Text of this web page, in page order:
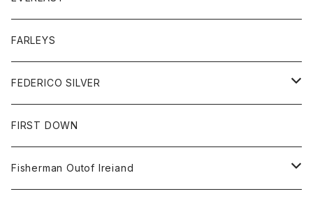
シャツ
セーター
ボトム
ショートパンツ
パンツ
レディース
コート
ジャケット
トップス
ジャケット
スエットシャツ
ボトム
スエットパンツ
グッズ
帽子
FARLEYS
FEDERICO SILVER
アクセサリー
FIRST DOWN
Fisherman Outof Ireiand